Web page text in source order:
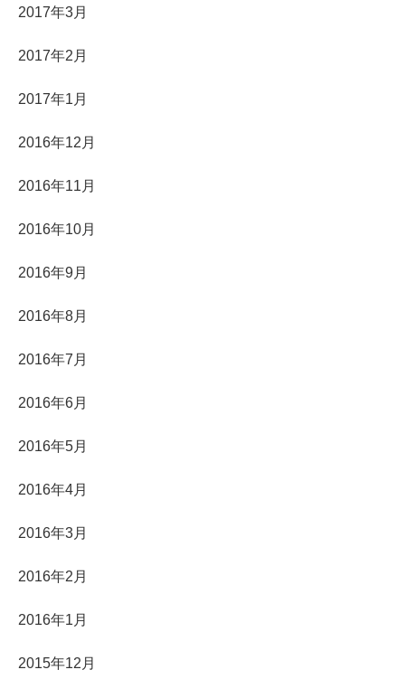
2017年3月
2017年2月
2017年1月
2016年12月
2016年11月
2016年10月
2016年9月
2016年8月
2016年7月
2016年6月
2016年5月
2016年4月
2016年3月
2016年2月
2016年1月
2015年12月